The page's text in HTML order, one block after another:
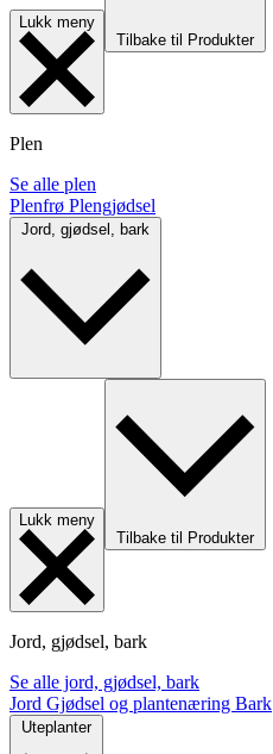
Lukk meny
Tilbake til Produkter
Plen
Se alle plen
Plenfrø Plengjødsel
Lukk meny
Tilbake til Produkter
Jord, gjødsel, bark
Se alle jord, gjødsel, bark
Jord Gjødsel og plantenæring Bark
Uteplanter